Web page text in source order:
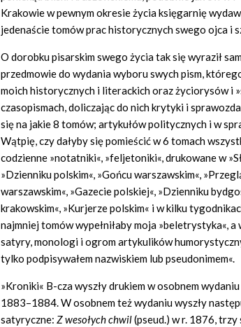
Krakowie w pewnym okresie życia księgarnię
jedenaście tomów prac historycznych swego ojca i
O dorobku pisarskim swego życia tak się wyraził
przedmowie do wydania wyboru swych pism,
moich historycznych i literackich oraz życiorysów i
czasopismach, doliczając do nich krytyki i
się na jakie 8 tomów; artykułów politycznych i w
Wątpię, czy dałyby się pomieścić w 6 tomach
codzienne »notatniki«, »feljetoniki«, drukowane w
»Dzienniku polskim«, »Gońcu warszawskim«,
warszawskim«, »Gazecie polskiej«, »Dzienniku
krakowskim«, »Kurjerze polskim« i w kilku
najmniej tomów wypełniłaby moja »beletrystyka«,
satyry, monologi i ogrom artykulików
tylko podpisywałem nazwiskiem lub pseudonimem«.
»Kroniki« B-cza wyszły drukiem w osobnem
1883–1884. W osobnem też wydaniu wyszły
satyryczne: Z wesołych chwil(pseud.) w r. 1876,